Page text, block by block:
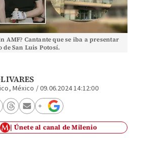
AMF? Cantante que se iba a presentar
de San Luis Potosí.
México /09.06.2024 14:12:00
Únete al canal de Milenio